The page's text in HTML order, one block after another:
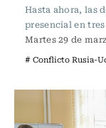
Hasta ahora, las
presencial en
Martes 29 de
# Conflicto Rusia-